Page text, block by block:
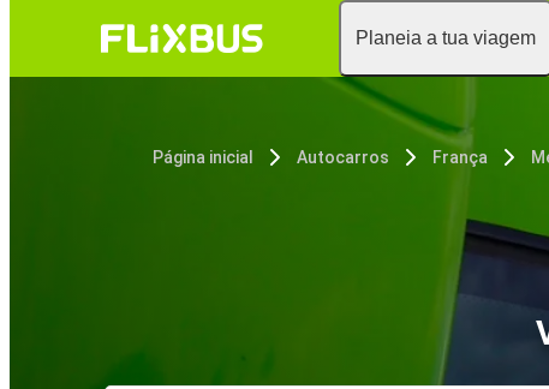
Planeia a tua viagem
Página inicial Autocarros França